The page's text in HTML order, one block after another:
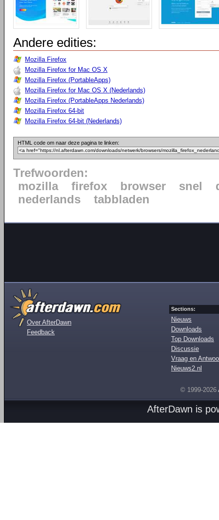
Andere edities:
Mozilla Firefox
Mozilla Firefox for Mac OS X
Mozilla Firefox (PortableApps)
Mozilla Firefox for Mac OS X (Nederlands)
Mozilla Firefox (PortableApps Nederlands)
Mozilla Firefox 64-bit
Mozilla Firefox 64-bit (Nederlands)
HTML code om naar deze pagina te linken:
Trefwoorden:
mozilla
firefox browser snel
nederlands
tabbladen
Over AfterDawn
Feedback
Sections:
Nieuws
Downloads
Top Downloads
Discussie
Vraag en
Nieuws2.nl
© 1999-2026
AfterDawn is